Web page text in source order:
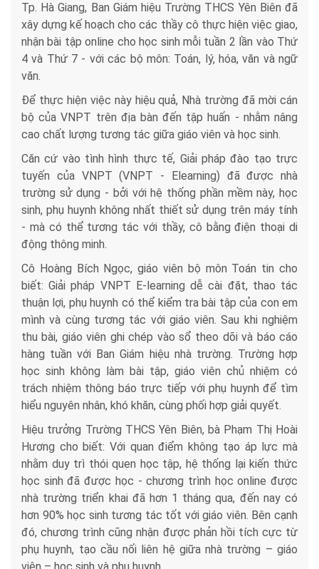
Tp. Hà Giang, Ban Giám hiệu Trường THCS Yên Biên đã
xây dựng kế hoạch cho các thầy cô thực hiện việc giao,
nhận bài tập online cho học sinh mỗi tuần 2 lần vào Thứ
4 và Thứ 7 - với các bộ môn: Toán, lý, hóa, văn và ngữ
văn.
Để thực hiện việc này hiệu quả, Nhà trường đã mời cán
bộ của VNPT trên địa bàn đến tập huấn - nhằm nâng
cao chất lượng tương tác giữa giáo viên và học sinh.
Căn cứ vào tình hình thực tế, Giải pháp đào tạo trực
tuyến của VNPT (VNPT - Elearning) đã được nhà
trường sử dụng - bởi với hệ thống phần mềm này, học
sinh, phụ huynh không nhất thiết sử dụng trên máy tính
- mà có thể tương tác với thầy, cô bằng điện thoại di
động thông minh.
Cô Hoàng Bích Ngọc, giáo viên bộ môn Toán tin cho
biết: Giải pháp VNPT E-learning dễ cài đặt, thao tác
thuận lợi, phụ huynh có thể kiểm tra bài tập của con em
mình và cùng tương tác với giáo viên. Sau khi nghiệm
thu bài, giáo viên ghi chép vào sổ theo dõi và báo cáo
hàng tuần với Ban Giám hiệu nhà trường. Trường hợp
học sinh không làm bài tập, giáo viên chủ nhiệm có
trách nhiệm thông báo trực tiếp với phụ huynh để tìm
hiểu nguyên nhân, khó khăn, cùng phối hợp giải quyết.
Hiệu trưởng Trường THCS Yên Biên, bà Phạm Thị Hoài
Hương cho biết: Với quan điểm không tạo áp lực mà
nhằm duy trì thói quen học tập, hệ thống lại kiến thức
học sinh đã được học - chương trình học online được
nhà trường triển khai đã hơn 1 tháng qua, đến nay có
hơn 90% học sinh tương tác tốt với giáo viên. Bên cạnh
đó, chương trình cũng nhận được phản hồi tích cực từ
phụ huynh, tạo cầu nối liên hệ giữa nhà trường – giáo